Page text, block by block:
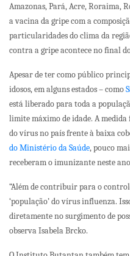
Amazonas, Pará, Acre, Roraima,
a vacina da gripe com a
particularidades do clima da
contra a gripe acontece no final
Apesar de ter como público
idosos, em alguns estados – como
está liberado para toda a
limite máximo de idade. A
do vírus no país frente à baixa
do Ministério da Saúde, pouco
receberam o imunizante neste
“Além de contribuir para o
‘população’ do vírus influenza.
diretamente no surgimento de
observa Isabela Brcko.